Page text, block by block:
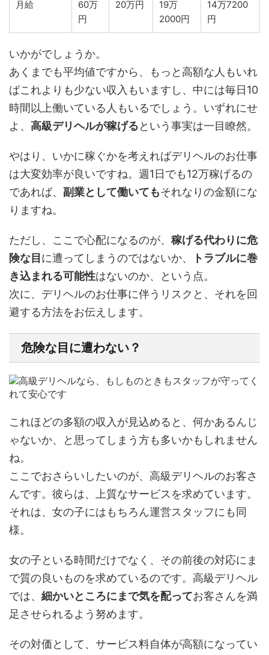
月給
60万
円
20万円
19万
2000円
14万7200
円
いかがでしょうか。
あくまでも平均値ですから、もっと高額な人もいれ
ばこれよりも少ない収入もいますし、中には毎日10
時間以上働いている人もいるでしょう。いずれにせ
よ、 高級デリヘルが稼げるという事実は一目瞭然。
やはり、いかに稼ぐかを考えればデリヘルのお仕事
は大変効率が良いですね。週1日でも12万稼げるの
であれば、 副業として働いてもそれなりの金額にな
りますね。
ただし、ここで心配になるのが、 稼げる代わりに危
険な目 に遭ってしまうのではないか、
トラブルに巻
き込まれる可能性はないのか、という点。
次に、デリヘルのお仕事に伴うリスクと、それを回
避する方法をお伝えします。
危険な目に遭わない？
これほどの多額の収入が見込めると、何かあるんじ
ゃないか、と思ってしまう方も多いかもしれません
ね。
ここでおさらいしたいのが、高級デリヘルのお客さ
んです。彼らは、上質なサービスを求めています。
それは、女の子にはもちろん運営スタッフにも同
様。
女の子といる時間だけでなく、その前後の対応にま
で質の良いものを求めているのです。高級デリヘル
では、 細かいところにまで気を配ってお客さんを満
足させられるよう努めます。
その対価として、サービス料自体が高額になってい